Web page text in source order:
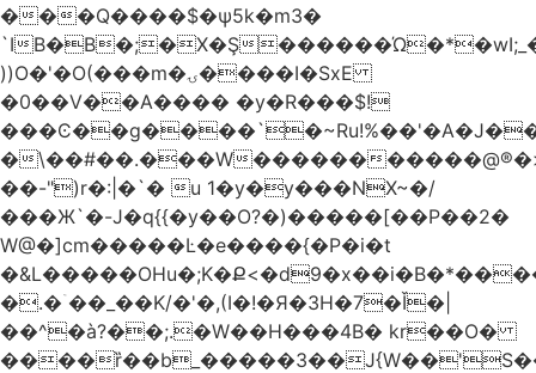
���Q����$�ψ5k�m3�
`IB�B�;�X�Ş
))O�'�O(���m�ۍ����I�SxE
�0��V��A���� �y�R���$!
�\��#��.���W������
��-")r�:|�`� u 1�y�y���NX~�/
���Ж`�-J�q{{�y��O?�)�����[��P��2�
W@�]cm�����Ŀ�e����{�P�i�t
�.�ۤ��_��K/�'�,(I�!�Я�3H�7�Ǐ�|
��^�à?��;.�W��H���4Β� kr��O�